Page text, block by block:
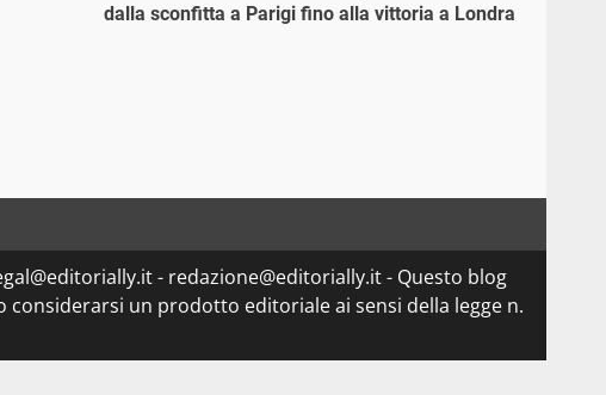
dalla sconfitta a Parigi fino alla vittoria a Londra
- redazione@editorially.it - Questo blog
un prodotto editoriale ai sensi della legge n.